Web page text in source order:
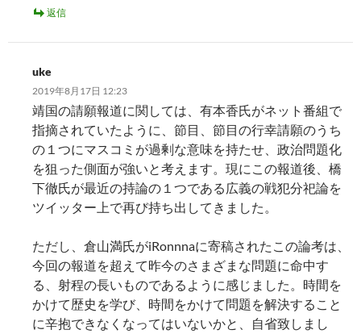
返信
uke
2019年8月17日 12:23
靖国の請願報道に関しては、有本香氏がネット番組で
指摘されていたように、節目、節目の行幸請願のうち
の１つにマスコミが過剰な意味を持たせ、政治問題化
を狙った側面が強いと考えます。現にこの報道後、橋
下徹氏が最近の持論の１つである広義の戦犯分祀論を
ツイッター上で再び持ち出してきました。
ただし、倉山満氏がiRonnnaに寄稿されたこの論考は、
今回の報道を超えて昨今のさまざまな問題に命中す
る、射程の長いものであるように感じました。時間を
かけて歴史を学び、時間をかけて問題を解決すること
に辛抱できなくなってはいないかと、自省致しまし